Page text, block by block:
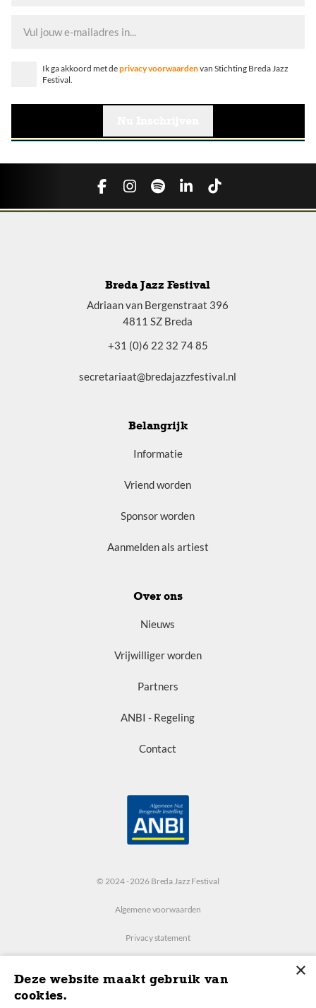
Ik ga akkoord met deprivacy voorwaardenvan Stichting Breda Jazz
Festival.
Breda Jazz Festival
Adriaan van Bergenstraat 396
4811 SZ Breda
+31 (0)6 22 32 74 85
secretariaat@bredajazzfestival.nl
Belangrijk
Informatie
Vriend worden
Sponsor worden
Aanmelden als artiest
Over ons
Nieuws
Vrijwilliger worden
Partners
ANBI - Regeling
Contact
© 2024 - 2026 Breda Jazz Festival
Algemene voorwaarden
Privacy statement
×
Deze website maakt gebruik van
cookies.